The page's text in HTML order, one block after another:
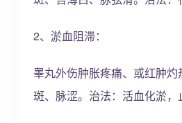
2、淤血阻滞：
睾丸外伤肿胀疼痛、或红肿
斑、脉涩。治法：活血化淤，